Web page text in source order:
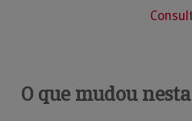
O que mudou